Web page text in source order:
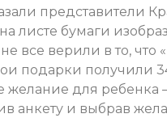
представители
листе бумаги
все верили в то,
подарки получили
для ребенка
анкету и выбрав